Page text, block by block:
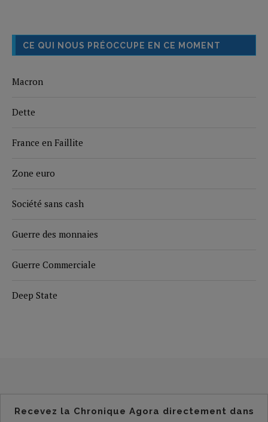
CE QUI NOUS PRÉOCCUPE EN CE MOMENT
Macron
Dette
France en Faillite
Zone euro
Société sans cash
Guerre des monnaies
Guerre Commerciale
Deep State
Recevez la Chronique Agora directement dans